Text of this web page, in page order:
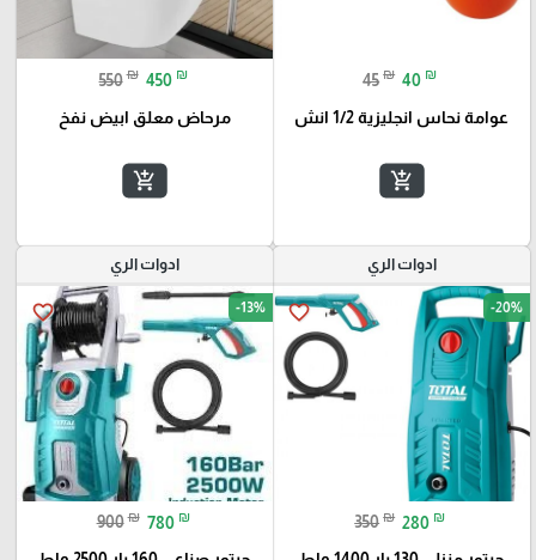
45 ₪ 40 ₪
عوامة نحاس انجليزية 1/2 انش
add_shopping_cart
550 ₪ 450 ₪
مرحاض معلق ابيض نفخ
add_shopping_cart
ادوات الري
favorite_border -20%
350 ₪ 280 ₪
ادوات الري
favorite_border -13%
900 ₪ 780 ₪